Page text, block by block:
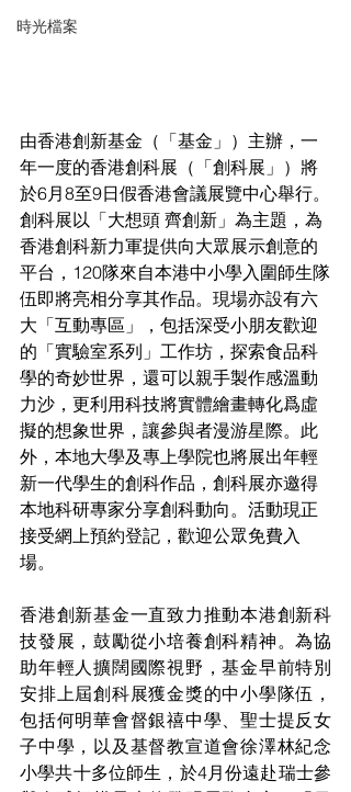
時光檔案
由香港創新基金（「基金」）主辦，一
年一度的香港創科展（「創科展」）將
於6月8至9日假香港會議展覽中心舉行。
創科展以「大想頭 齊創新」為主題，為
香港創科新力軍提供向大眾展示創意的
平台，120隊來自本港中小學入圍師生隊
伍即將亮相分享其作品。現場亦設有六
大「互動專區」，包括深受小朋友歡迎
的「實驗室系列」工作坊，探索食品科
學的奇妙世界，還可以親手製作感溫動
力沙，更利用科技將實體繪畫轉化爲虛
擬的想象世界，讓參與者漫游星際。此
外，本地大學及專上學院也將展出年輕
新一代學生的創科作品，創科展亦邀得
本地科研專家分享創科動向。活動現正
接受網上預約登記，歡迎公眾免費入
場。
香港創新基金一直致力推動本港創新科
技發展，鼓勵從小培養創科精神。為協
助年輕人擴闊國際視野，基金早前特別
安排上屆創科展獲金獎的中小學隊伍，
包括何明華會督銀禧中學、聖士提反女
子中學，以及基督教宣道會徐澤林紀念
小學共十多位師生，於4月份遠赴瑞士參